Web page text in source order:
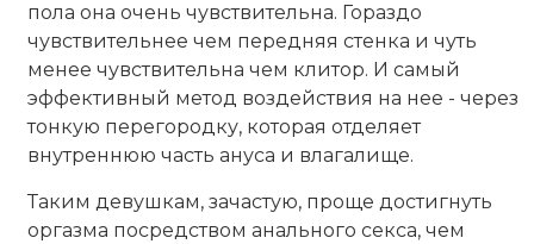
пола она очень чувствительна. Гораздо
чувствительнее чем передняя стенка и чуть
менее чувствительна чем клитор. И самый
эффективный метод воздействия на нее - через
тонкую перегородку, которая отделяет
внутреннюю часть ануса и влагалище.
Таким девушкам, зачастую, проще достигнуть
оргазма посредством анального секса, чем